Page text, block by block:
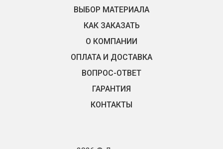
ВЫБОР МАТЕРИАЛА
КАК ЗАКАЗАТЬ
О КОМПАНИИ
ОПЛАТА И ДОСТАВКА
ВОПРОС-ОТВЕТ
ГАРАНТИЯ
КОНТАКТЫ